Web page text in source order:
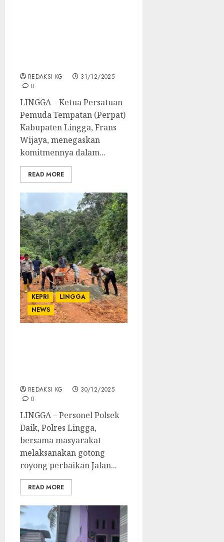
REDAKSI KG
31/12/2025
0
LINGGA – Ketua Persatuan
Pemuda Tempatan (Perpat)
Kabupaten Lingga, Frans
Wijaya, menegaskan
komitmennya dalam...
READ MORE
KEPRI
LINGGA
NEWS
REDAKSI KG
30/12/2025
0
LINGGA – Personel Polsek
Daik, Polres Lingga,
bersama masyarakat
melaksanakan gotong
royong perbaikan Jalan...
READ MORE